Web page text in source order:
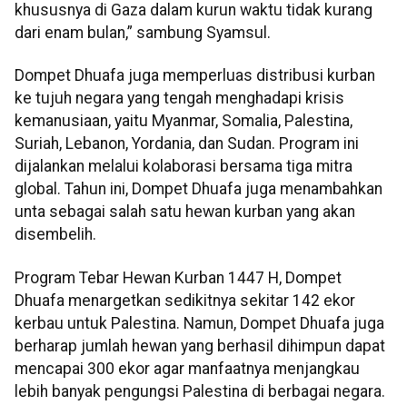
khususnya di Gaza dalam kurun waktu tidak kurang
dari enam bulan,” sambung Syamsul.
Dompet Dhuafa juga memperluas distribusi kurban
ke tujuh negara yang tengah menghadapi krisis
kemanusiaan, yaitu Myanmar, Somalia, Palestina,
Suriah, Lebanon, Yordania, dan Sudan. Program ini
dijalankan melalui kolaborasi bersama tiga mitra
global. Tahun ini, Dompet Dhuafa juga menambahkan
unta sebagai salah satu hewan kurban yang akan
disembelih.
Program Tebar Hewan Kurban 1447 H, Dompet
Dhuafa menargetkan sedikitnya sekitar 142 ekor
kerbau untuk Palestina. Namun, Dompet Dhuafa juga
berharap jumlah hewan yang berhasil dihimpun dapat
mencapai 300 ekor agar manfaatnya menjangkau
lebih banyak pengungsi Palestina di berbagai negara.